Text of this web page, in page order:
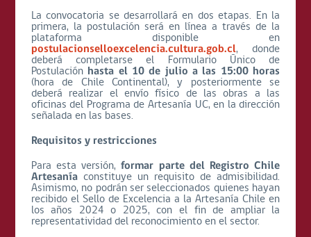
La convocatoria se desarrollará en dos etapas. En la
primera, la postulación será en línea a través de la
plataforma disponible en
postulacionselloexcelencia.cultura.gob.cl, donde
deberá completarse el Formulario Único de
Postulación hasta el 10 de julio a las 15:00 horas
(hora de Chile Continental), y posteriormente se
deberá realizar el envío físico de las obras a las
oficinas del Programa de Artesanía UC, en la dirección
señalada en las bases.
Requisitos y restricciones
Para esta versión,formar parte del Registro Chile
Artesaníaconstituye un requisito de admisibilidad.
Asimismo, no podrán ser seleccionados quienes hayan
recibido el Sello de Excelencia a la Artesanía Chile en
los años 2024 o 2025, con el fin de ampliar la
representatividad del reconocimiento en el sector.